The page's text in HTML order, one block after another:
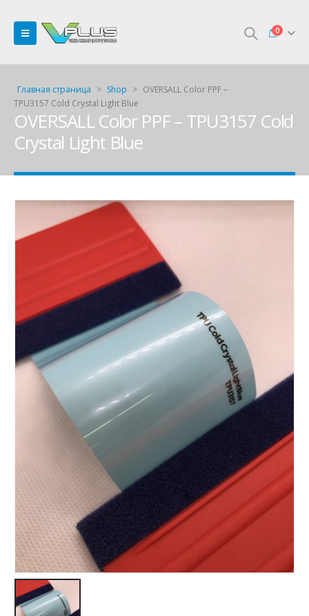
0
Главная страница > Shop > OVERSALL Color PPF –
TPU3157 Cold Crystal Light Blue
OVERSALL Color PPF – TPU3157 Cold
Crystal Light Blue